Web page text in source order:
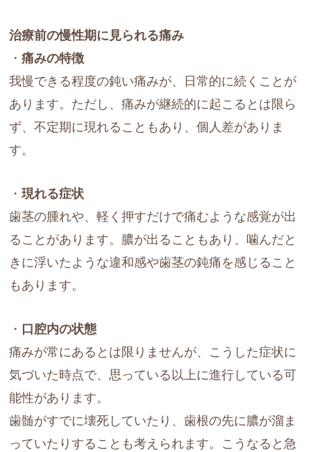
治療前の慢性期に見られる痛み
・痛みの特徴
我慢できる程度の鈍い痛みが、日常的に続くことが
あります。ただし、痛みが継続的に起こるとは限ら
ず、不定期に現れることもあり、個人差がありま
す。
・現れる症状
歯茎の腫れや、軽く押すだけで痛むような感覚が出
ることがあります。膿が出ることもあり、噛んだと
きに浮いたような違和感や歯茎の鈍痛を感じること
もあります。
・ 口腔内の状態
痛みが常にあるとは限りませんが、こうした症状に
気づいた時点で、思っている以上に進行している可
能性があります。
歯髄がすでに壊死していたり、歯根の先に膿が溜ま
っていたりすることも考えられます。こうなると急